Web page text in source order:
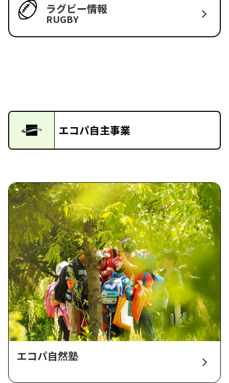
ラグビー情報
RUGBY
エコパ自主事業
エコパ自然塾